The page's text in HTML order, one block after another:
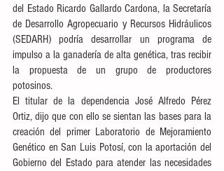
del Estado Ricardo Gallardo Cardona, la Secretaría
de Desarrollo Agropecuario y Recursos Hidráulicos
(SEDARH) podría desarrollar un programa de
impulso a la ganadería de alta genética, tras recibir
la propuesta de un grupo de productores
potosinos.
El titular de la dependencia José Alfredo Pérez
Ortiz, dijo que con ello se sientan las bases para la
creación del primer Laboratorio de Mejoramiento
Genético en San Luis Potosí, con la aportación del
Gobierno del Estado para atender las necesidades